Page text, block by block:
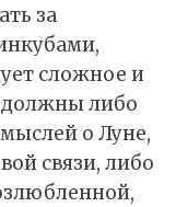
за
сложное и
должны либо
о Луне,
связи, либо